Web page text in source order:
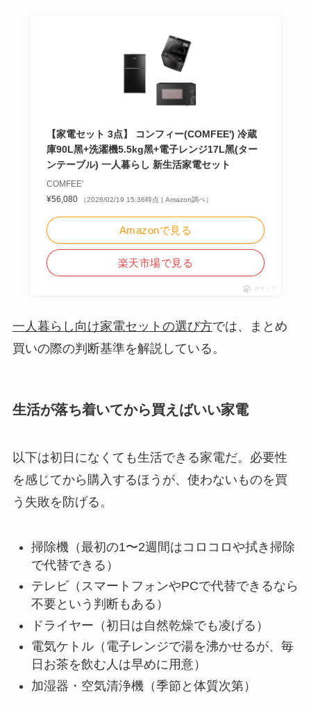
【家電セット 3点】 コンフィー(COMFEE') 冷蔵
庫90L黑+洗濯機5.5kg黑+電子レンジ17L黑(ター
ンテーブル) 一人暮らし 新生活家電セット
COMFEE'
¥56,080
（2026/02/19 15:36時点 | Amazon調べ）
Amazonで見る
楽天市場で見る
ポチップ
一人暮らし向け家電セットの選び方では、まとめ
買いの際の判断基準を解説している。
生活が落ち着いてから買えばいい家電
以下は初日になくても生活できる家電だ。必要性
を感じてから購入するほうが、使わないものを買
う失敗を防げる。
掃除機（最初の1〜2週間はコロコロや拭き掃除
で代替できる）
テレビ（スマートフォンやPCで代替できるなら
不要という判断もある）
ドライヤー（初日は自然乾燥でも凌げる）
電気ケトル（電子レンジで湯を沸かせるが、毎
日お茶を飲む人は早めに用意）
加湿器・空気清浄機（季節と体質次第）